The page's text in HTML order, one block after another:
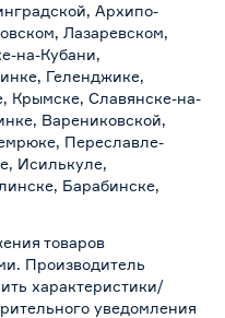
Архипо-
Лазаревском,
на-Кубани,
Геленджике,
Крымске, Славянске-на-
Варениковской,
Переславле-
Исилькуле,
Барабинске,
товаров
Производитель
характеристики/
уведомления